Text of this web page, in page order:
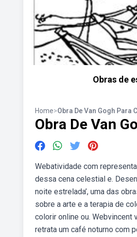
Obras de
Home>Obra De Van Gogh Para
Obra De Van
Webatividade com
dessa cena celestial e.
noite estrelada’, uma das
sobre a arte e a terapia de
colorir online ou. Webvincent
retrata um café noturno com